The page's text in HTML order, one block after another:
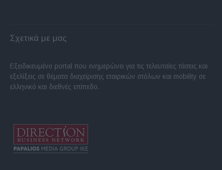
Σχετικά με μας
Εξειδικευμένο portal που ενημερώνει για τις τελευταίες τάσεις και
εξελίξεις σε θέματα διαχείρισης εταιρικών στόλων και mobility σε
ελληνικό και διεθνές επίπεδο.